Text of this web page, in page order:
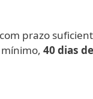
prazo
40 dias de